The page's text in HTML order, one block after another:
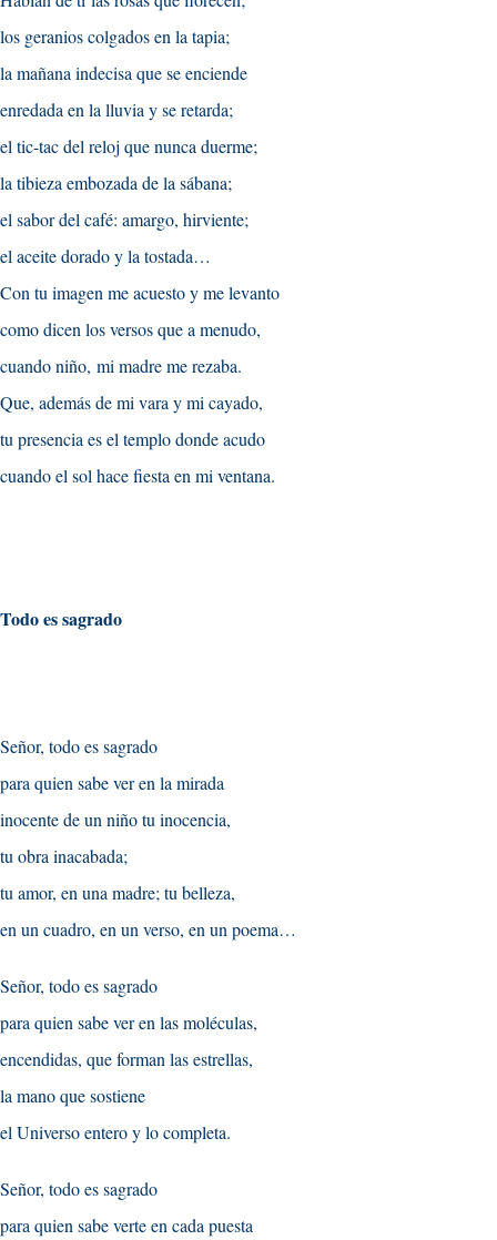
los geranios colgados en la tapia;
la mañana indecisa que se enciende
enredada en la lluvia y se retarda;
el tic-tac del reloj que nunca duerme;
la tibieza embozada de la sábana;
el sabor del café: amargo, hirviente;
el aceite dorado y la tostada…
Con tu imagen me acuesto y me levanto
como dicen los versos que a menudo,
cuando niño, mi madre me rezaba.
Que, además de mi vara y mi cayado,
tu presencia es el templo donde acudo
cuando el sol hace fiesta en mi ventana.
Todo es sagrado
Señor, todo es sagrado
para quien sabe ver en la mirada
inocente de un niño tu inocencia,
tu obra inacabada;
tu amor, en una madre; tu belleza,
en un cuadro, en un verso, en un poema…
Señor, todo es sagrado
para quien sabe ver en las moléculas,
encendidas, que forman las estrellas,
la mano que sostiene
el Universo entero y lo completa.
Señor, todo es sagrado
para quien sabe verte en cada puesta